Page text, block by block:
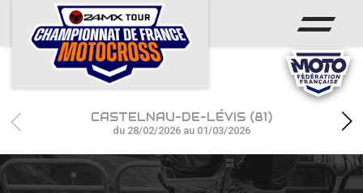
ACCUEIL
ACTUS
CALENDRIER
RÉSULTATS
PHOTOS / WEB TV
CASTELNAU-DE-LÉVIS (81)
du 28/02/2026 au 01/03/2026